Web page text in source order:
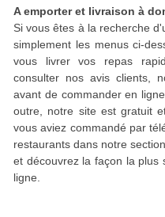
A emporter et livraison à
Si vous êtes à la recherche
simplement les menus ci-
vous livrer vos repas
consulter nos avis clients,
avant de commander en
outre, notre site est gratuit
vous aviez commandé par
restaurants dans notre
et découvrez la façon la plus
ligne.